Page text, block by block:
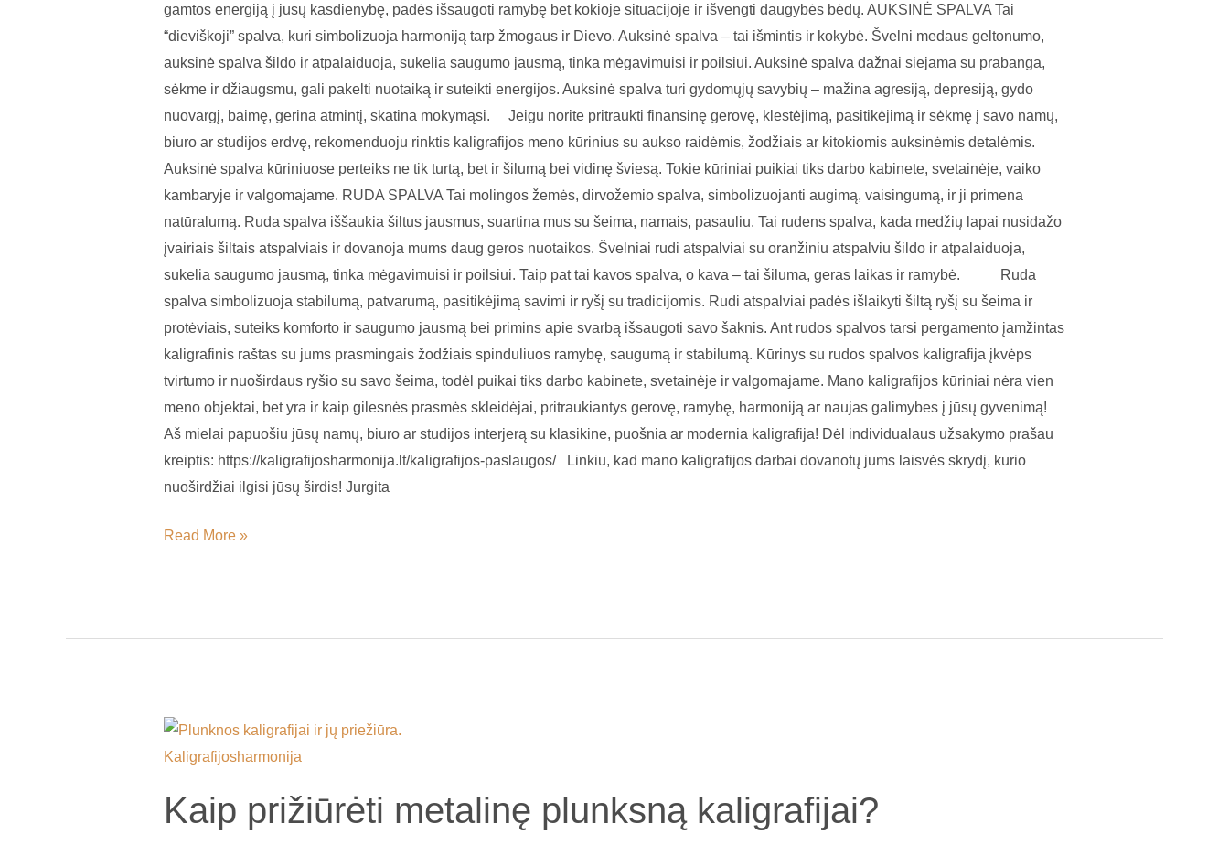
gamtos energiją į jūsų kasdienybę, padės išsaugoti ramybę bet kokioje situacijoje ir išvengti daugybės bėdų. AUKSINĖ SPALVA Tai
“dieviškoji” spalva, kuri simbolizuoja harmoniją tarp žmogaus ir Dievo. Auksinė spalva – tai išmintis ir kokybė. Švelni medaus geltonumo,
auksinė spalva šildo ir atpalaiduoja, sukelia saugumo jausmą, tinka mėgavimuisi ir poilsiui. Auksinė spalva dažnai siejama su prabanga,
sėkme ir džiaugsmu, gali pakelti nuotaiką ir suteikti energijos. Auksinė spalva turi gydomųjų savybių – mažina agresiją, depresiją, gydo
nuovargį, baimę, gerina atmintį, skatina mokymąsi. ⠀ Jeigu norite pritraukti finansinę gerovę, klestėjimą, pasitikėjimą ir sėkmę į savo namų,
biuro ar studijos erdvę, rekomenduoju rinktis kaligrafijos meno kūrinius su aukso raidėmis, žodžiais ar kitokiomis auksinėmis detalėmis.
Auksinė spalva kūriniuose perteiks ne tik turtą, bet ir šilumą bei vidinę šviesą. Tokie kūriniai puikiai tiks darbo kabinete, svetainėje, vaiko
kambaryje ir valgomajame. RUDA SPALVA Tai molingos žemės, dirvožemio spalva, simbolizuojanti augimą, vaisingumą, ir ji primena
natūralumą. Ruda spalva iššaukia šiltus jausmus, suartina mus su šeima, namais, pasauliu. Tai rudens spalva, kada medžių lapai nusidažo
įvairiais šiltais atspalviais ir dovanoja mums daug geros nuotaikos. Švelniai rudi atspalviai su oranžiniu atspalviu šildo ir atpalaiduoja,
sukelia saugumo jausmą, tinka mėgavimuisi ir poilsiui. Taip pat tai kavos spalva, o kava – tai šiluma, geras laikas ir ramybė. ⠀⠀⠀ Ruda
spalva simbolizuoja stabilumą, patvarumą, pasitikėjimą savimi ir ryšį su tradicijomis. Rudi atspalviai padės išlaikyti šiltą ryšį su šeima ir
protėviais, suteiks komforto ir saugumo jausmą bei primins apie svarbą išsaugoti savo šaknis. Ant rudos spalvos tarsi pergamento įamžintas
kaligrafinis raštas su jums prasmingais žodžiais spinduliuos ramybę, saugumą ir stabilumą. Kūrinys su rudos spalvos kaligrafija įkvėps
tvirtumo ir nuoširdaus ryšio su savo šeima, todėl puikai tiks darbo kabinete, svetainėje ir valgomajame. Mano kaligrafijos kūriniai nėra vien
meno objektai, bet yra ir kaip gilesnės prasmės skleidėjai, pritraukiantys gerovę, ramybę, harmoniją ar naujas galimybes į jūsų gyvenimą!
Aš mielai papuošiu jūsų namų, biuro ar studijos interjerą su klasikine, puošnia ar modernia kaligrafija! Dėl individualaus užsakymo prašau
kreiptis: https://kaligrafijosharmonija.lt/kaligrafijos-paslaugos/ Linkiu, kad mano kaligrafijos darbai dovanotų jums laisvės skrydį, kurio
nuoširdžiai ilgisi jūsų širdis! Jurgita
Read More »
Kaip prižiūrėti metalinę plunksną kaligrafijai?
Kaip
prižiūrėti
plunksną
kaligrafijai?